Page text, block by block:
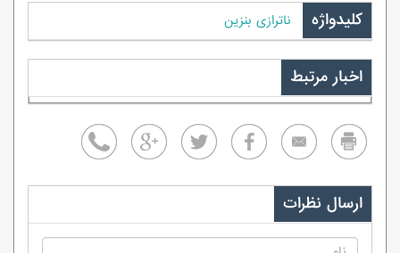
کلیدواژه ناترازی بنزین
اخبار مرتبط
ارسال نظرات